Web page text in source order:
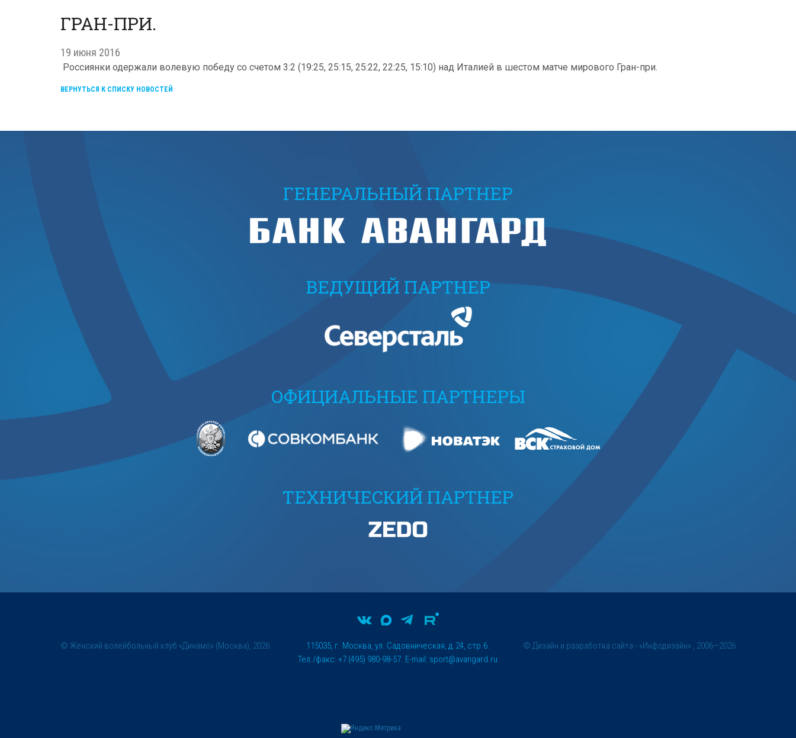
ГРАН-ПРИ.
19 июня 2016
Россиянки одержали волевую победу со счетом 3:2 (19:25, 25:15, 25:22, 22:25, 15:10) над Италией в шестом матче мирового Гран-при.
ВЕРНУТЬСЯ К СПИСКУ НОВОСТЕЙ
ГЕНЕРАЛЬНЫЙ ПАРТНЕР
ВЕДУЩИЙ ПАРТНЕР
ОФИЦИАЛЬНЫЕ ПАРТНЕРЫ
ТЕХНИЧЕСКИЙ ПАРТНЕР
© Женский волейбольный клуб «Динамо» (Москва), 2026
115035, г. Москва, ул. Садовническая, д.24, стр.6.
Тел./факс: +7 (495) 980-98-57. E-mail: sport@avangard.ru
© Дизайн и разработка сайта - «Инфодизайн» , 2006—2026